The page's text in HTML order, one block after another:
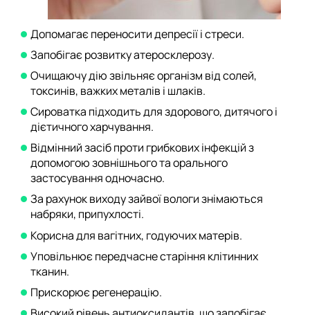
Допомагає переносити депресії і стреси.
Запобігає розвитку атеросклерозу.
Очищаючу дію звільняє організм від солей,
токсинів, важких металів і шлаків.
Сироватка підходить для здорового, дитячого і
дієтичного харчування.
Відмінний засіб проти грибкових інфекцій з
допомогою зовнішнього та орального
застосування одночасно.
За рахунок виходу зайвої вологи знімаються
набряки, припухлості.
Корисна для вагітних, годуючих матерів.
Уповільнює передчасне старіння клітинних
тканин.
Прискорює регенерацію.